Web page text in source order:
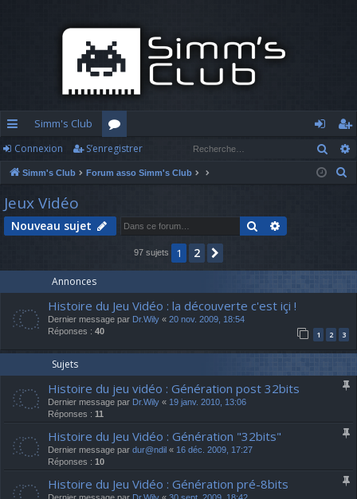
cc
ès
ra
pi
Simm's Club
or
u
o
n
’e
nr
Connexion S’enregistrer
Simm's Club Forum asso Simm's Club
h
r
Jeux Vidéo
Nouveau sujet Rechercher
97 sujets 1 2
Annonces
Histoire du Jeu Vidéo : la découverte c'est içi !
Dernier message par Dr.Wily « 20 nov. 2009, 18:54
Réponses : 40 1 2 3
Sujets
Histoire du jeu vidéo : Génération post 32bits
Dernier message par Dr.Wily « 19 janv. 2010, 13:06
Réponses : 11
Histoire du Jeu Vidéo : Génération "32bits"
Dernier message par dur@ndil « 16 déc. 2009, 17:27
Réponses : 10
Histoire du Jeu Vidéo : Génération pré-8bits